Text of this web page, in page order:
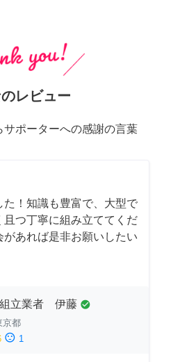
レビュー
ポーターへの感謝の言葉
た！知識も豊富で、大型で
つ丁寧に組み立ててくだ
があれば是非お願いしたい
立業者 伊藤 check_circle
京都
sentiment_dissatisfied 1